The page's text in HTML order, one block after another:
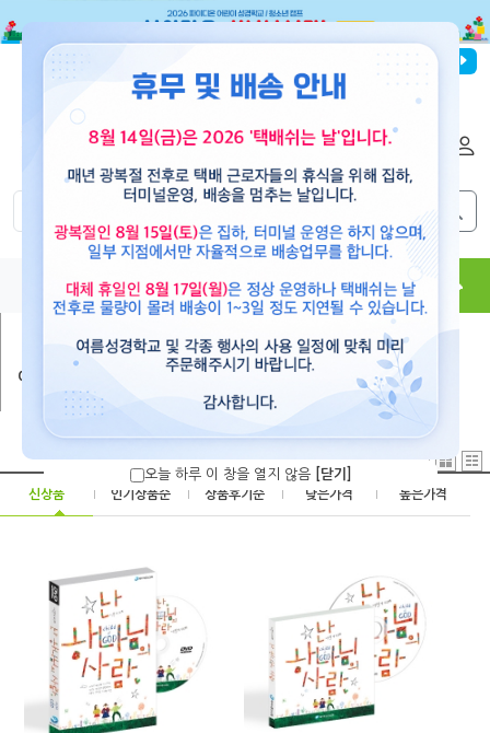
파이디온선교회
도서 뮤직 용품 현수막 콘텐츠
여름 성경학교 음반 2014 [나는 하나님의 사람이에요]
신상품 | 인기상품순 | 상품후기순 | 낮은가격 | 높은가격
오늘 하루 이 창을 열지 않음 [닫기]